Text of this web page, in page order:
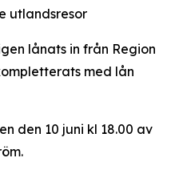
utlandsresor
lånats in från Region
med lån
den 10 juni kl 18.00 av